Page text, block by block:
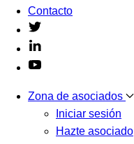
Contacto
Zona de asociados
Iniciar sesión
Hazte asociado